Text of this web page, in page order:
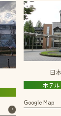
日
ホテ
Google Map